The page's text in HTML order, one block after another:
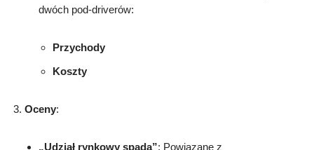
dwóch pod-driverów:
Przychody
Koszty
Oceny:
„Udział rynkowy spada”: Powiązane z